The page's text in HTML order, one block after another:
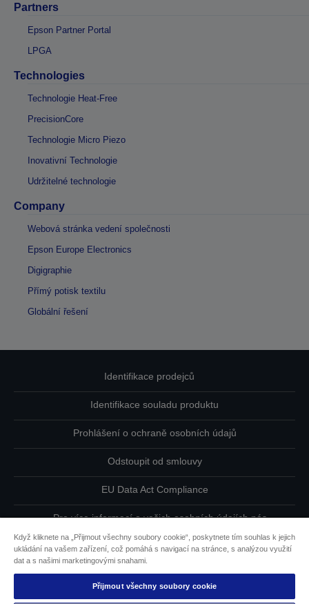
Partners
Epson Partner Portal
LPGA
Technologies
Technologie Heat-Free
PrecisionCore
Technologie Micro Piezo
Inovativní Technologie
Udržitelné technologie
Company
Webová stránka vedení společnosti
Epson Europe Electronics
Digigraphie
Přímý potisk textilu
Globální řešení
Identifikace prodejců
Identifikace souladu produktu
Prohlášení o ochraně osobních údajů
Odstoupit od smlouvy
EU Data Act Compliance
Pro více informací o vašich osobních údajích nás
Informace o souborech cookie
Závazek usnadnění přístupu společnosti Epson
Když kliknete na „Přijmout všechny soubory cookie“, poskytnete tím souhlas k jejich
ukládání na vašem zařízení, což pomáhá s navigací na stránce, s analýzou využití
dat a s našimi marketingovými snahami.
Přijmout všechny soubory cookie